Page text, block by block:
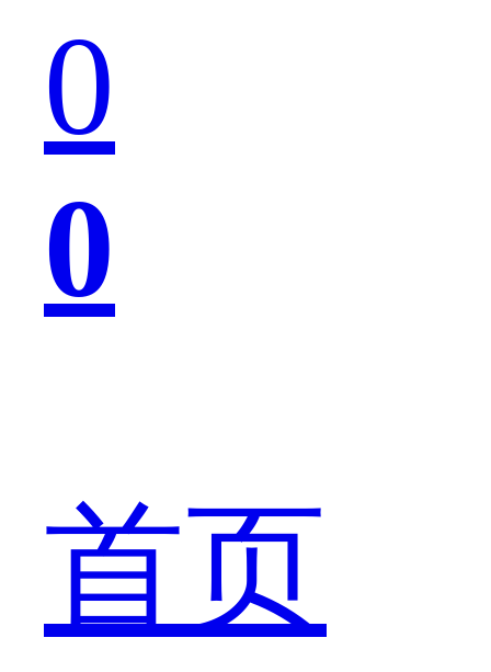
的，
那
么
0
0
首页